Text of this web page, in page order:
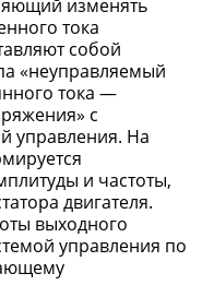
изменять
тока
собой
«неуправляемый
тока —
с
управления. На
и частоты,
двигателя.
выходного
управления по